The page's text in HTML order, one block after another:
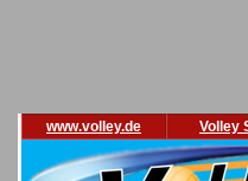
www.volley.de Volley